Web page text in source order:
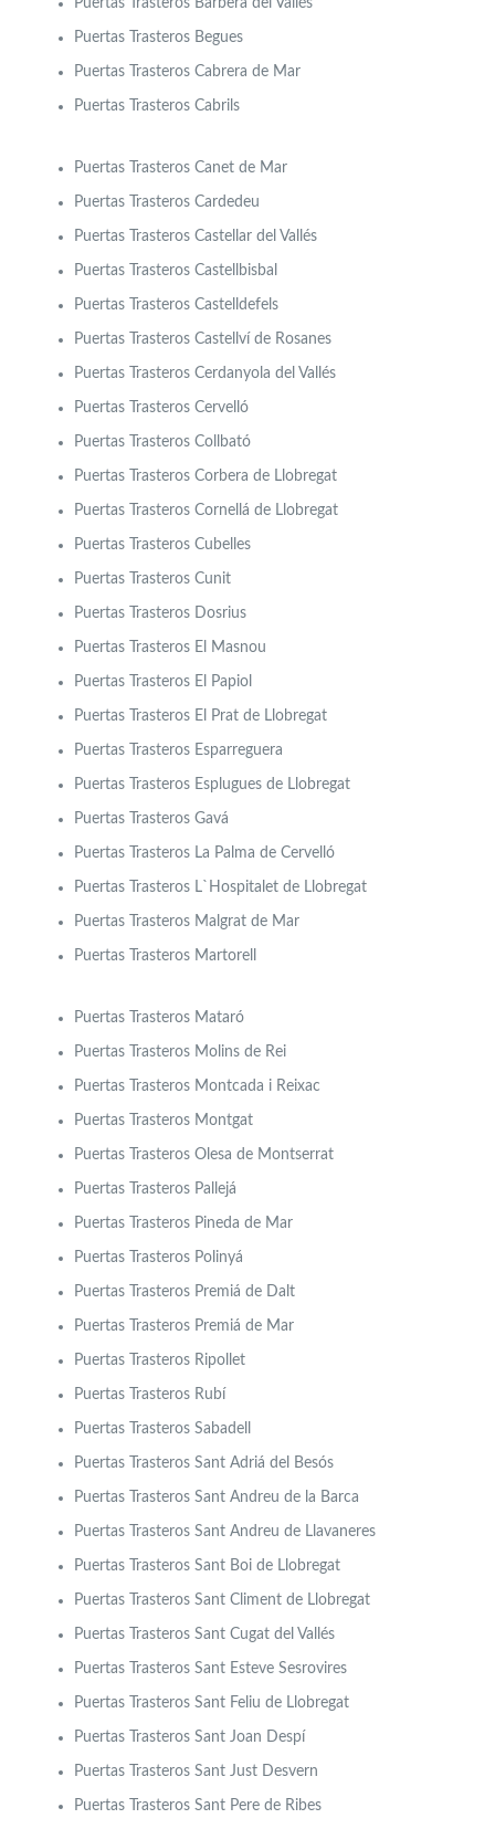
Puertas Trasteros Barberá del Vallés
Puertas Trasteros Begues
Puertas Trasteros Cabrera de Mar
Puertas Trasteros Cabrils
Puertas Trasteros Canet de Mar
Puertas TrasterosCardedeu
Puertas Trasteros Castellar del Vallés
Puertas Trasteros Castellbisbal
Puertas Trasteros Castelldefels
Puertas Trasteros Castellví de Rosanes
Puertas Trasteros Cerdanyola del Vallés
Puertas Trasteros Cervelló
Puertas Trasteros Collbató
Puertas Trasteros Corbera de Llobregat
Puertas Trasteros Cornellá de Llobregat
Puertas Trasteros Cubelles
Puertas Trasteros Cunit
Puertas Trasteros Dosrius
Puertas Trasteros El Masnou
Puertas Trasteros El Papiol
Puertas Trasteros El Prat de Llobregat
Puertas Trasteros Esparreguera
Puertas Trasteros Esplugues de Llobregat
Puertas Trasteros Gavá
Puertas Trasteros La Palma de Cervelló
Puertas Trasteros L`Hospitalet de Llobregat
Puertas Trasteros Malgrat de Mar
Puertas Trasteros Martorell
Puertas Trasteros Mataró
Puertas Trasteros Molins de Rei
Puertas Trasteros Montcada i Reixac
Puertas Trasteros Montgat
Puertas Trasteros Olesa de Montserrat
Puertas Trasteros Pallejá
Puertas Trasteros Pineda de Mar
Puertas Trasteros Polinyá
Puertas Trasteros Premiá de Dalt
Puertas Trasteros Premiá de Mar
Puertas Trasteros Ripollet
Puertas Trasteros Rubí
Puertas Trasteros Sabadell
Puertas Trasteros Sant Adriá del Besós
Puertas Trasteros Sant Andreu de la Barca
Puertas Trasteros Sant Andreu de Llavaneres
Puertas Trasteros Sant Boi de Llobregat
Puertas Trasteros Sant Climent de Llobregat
Puertas Trasteros Sant Cugat del Vallés
Puertas Trasteros Sant Esteve Sesrovires
Puertas Trasteros Sant Feliu de Llobregat
Puertas Trasteros Sant Joan Despí
Puertas Trasteros Sant Just Desvern
Puertas Trasteros Sant Pere de Ribes